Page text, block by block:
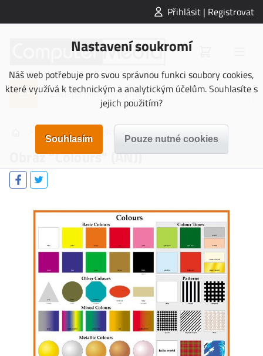
Přihlásit | Registrovat
Nastavení soukromí
Náš web potřebuje pro svou správnou funkci soubory cookies,
které využívá k technickým a analytickým účelům. Souhlasíte s
jejich použitím?
>
Obraz "Colours" (ANJ)